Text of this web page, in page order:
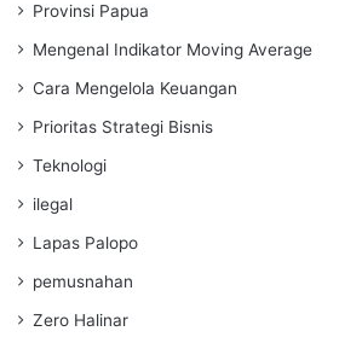
Provinsi Papua
Mengenal Indikator Moving Average
Cara Mengelola Keuangan
Prioritas Strategi Bisnis
Teknologi
ilegal
Lapas Palopo
pemusnahan
Zero Halinar